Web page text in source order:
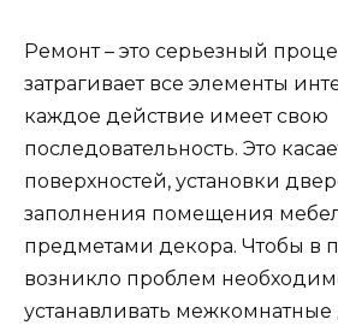
Ремонт – это серьезный
затрагивает все элементы
каждое действие имеет свою
последовательность. Это
поверхностей, установки
заполнения помещения
предметами декора. Чтобы в
возникло проблем
устанавливать